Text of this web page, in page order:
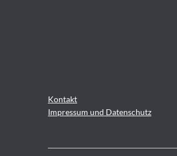
Kontakt
Impressum und Datenschutz